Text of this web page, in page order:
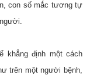
con số mắc tương tự
khẳng định một cách
trên một người bệnh,